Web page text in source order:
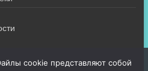
cookie представляют собой